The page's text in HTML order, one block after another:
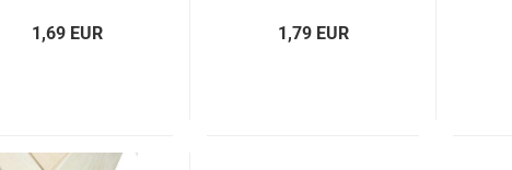
1,69 EUR 1,79 EUR